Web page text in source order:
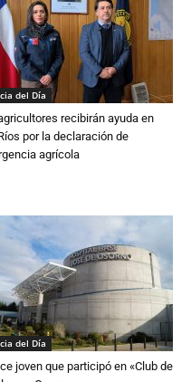
del Día
recibirán ayuda en
por la declaración de
agrícola
del Día
joven que participó en «Club de